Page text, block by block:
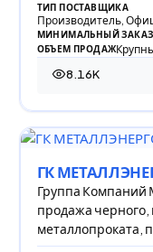
ТИП ПОСТАВЩИКА
Производитель,
МИНИМАЛЬНЫЙ ЗАКАЗ
ОБЪЕМ ПРОДАЖ
8.16K
8 164 просмотра
ГК
Группа Компаний
продажа
металлопроката,
оцинкованных м